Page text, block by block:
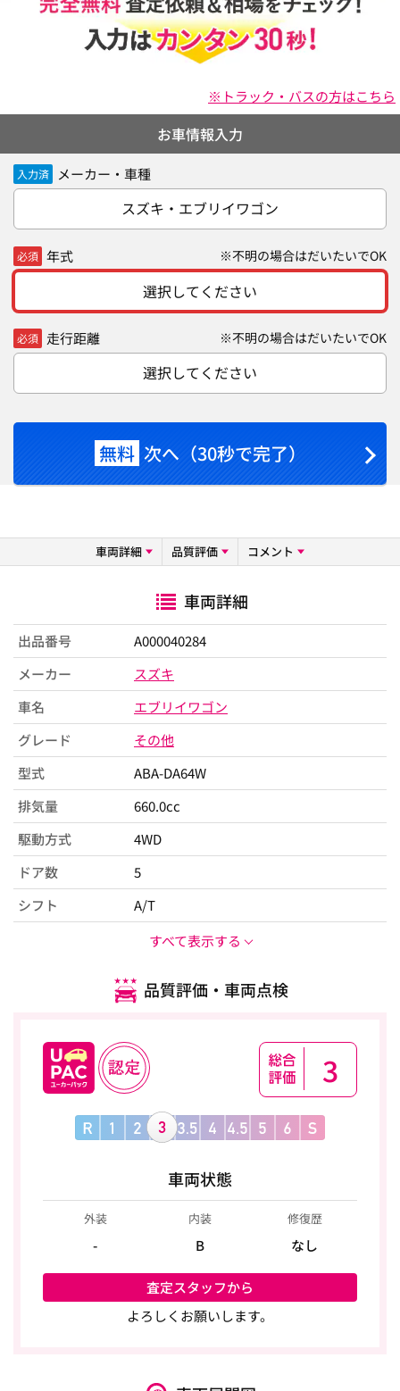
※トラック・バスの方はこちら
お車情報入力
入力済 メーカー・車種
スズキ・エブリイワゴン
必須 年式 ※不明の場合はだいたいでOK
選択してください
必須 走行距離 ※不明の場合はだいたいでOK
選択してください
無料 次へ（30秒で完了）
車両詳細 品質評価 コメント
車両詳細
出品番号
A000040284
メーカー
スズキ
車名
エブリイワゴン
グレード
その他
型式
ABA-DA64W
排気量
660.0cc
駆動方式
4WD
ドア数
5
シフト
A/T
すべて表示する
品質評価・車両点検
3
車両状態
外装
-
内装
B
修復歴
なし
査定スタッフから
よろしくお願いします。